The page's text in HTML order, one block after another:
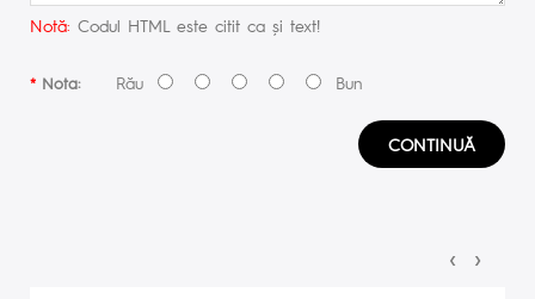
Notă: Codul HTML este citit ca şi text!
Nota:Rău Bun
CONTINUĂ
‹ ›